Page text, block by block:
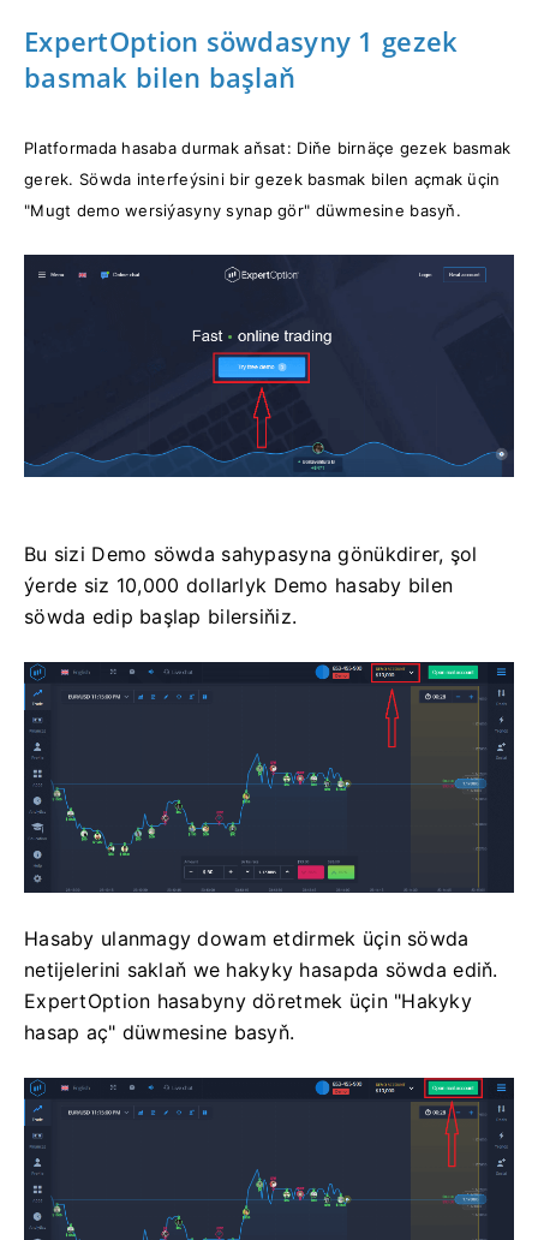
ExpertOption söwdasyny 1 gezek
basmak bilen başlaň
Platformada hasaba durmak aňsat: Diňe birnäçe gezek basmak
gerek. Söwda interfeýsini bir gezek basmak bilen açmak üçin
"Mugt demo wersiýasyny synap gör" düwmesine basyň.
Bu sizi Demo söwda sahypasyna gönükdirer, şol
ýerde siz 10,000 dollarlyk Demo hasaby bilen
söwda edip başlap bilersiňiz.
Hasaby ulanmagy dowam etdirmek üçin söwda
netijelerini saklaň we hakyky hasapda söwda ediň.
ExpertOption hasabyny döretmek üçin "Hakyky
hasap aç" düwmesine basyň.